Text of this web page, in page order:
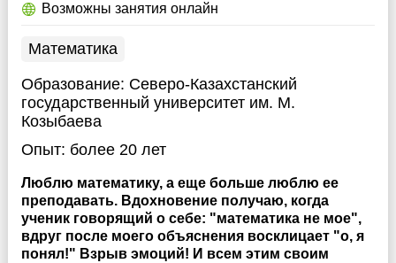
Возможны занятия онлайн
Математика
Образование: Северо-Казахстанский
государственный университет им. М.
Козыбаева
Опыт: более 20 лет
Люблю математику, а еще больше люблю ее
преподавать. Вдохновение получаю, когда
ученик говорящий о себе: "математика не мое",
вдруг после моего объяснения восклицает "о, я
понял!" Взрыв эмоций! И всем этим своим